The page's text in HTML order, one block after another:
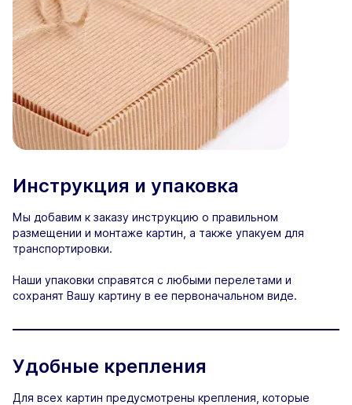
Инструкция и упаковка
Мы добавим к заказу инструкцию о правильном
размещении и монтаже картин, а также упакуем для
транспортировки.
Наши упаковки справятся с любыми перелетами и
сохранят Вашу картину в ее первоначальном виде.
Удобные крепления
Для всех картин предусмотрены крепления, которые